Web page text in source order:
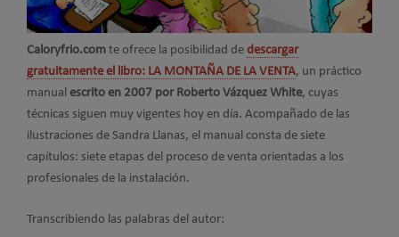
Caloryfrio.com te ofrece la posibilidad de descargar
gratuitamente el libro: LA MONTAÑA DE LA VENTA, un práctico
manual escrito en 2007 por Roberto Vázquez White, cuyas
técnicas siguen muy vigentes hoy en día. Acompañado de las
ilustraciones de Sandra Llanas, el manual consta de siete
capítulos: siete etapas del proceso de venta orientadas a los
profesionales de la instalación.
Transcribiendo las palabras del autor: